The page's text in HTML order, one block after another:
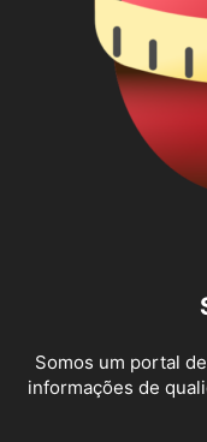
Somos um portal
informações de